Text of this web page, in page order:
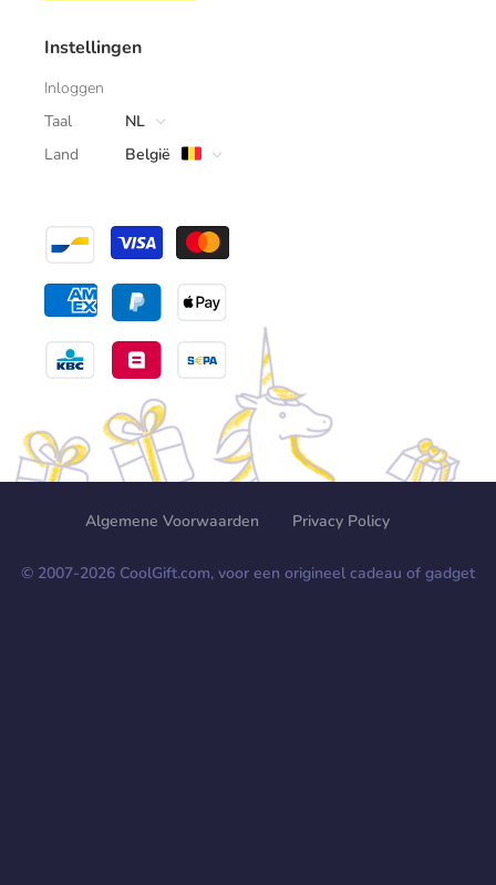
Instellingen
Inloggen
Taal
NL
Land
België
Algemene Voorwaarden Privacy Policy
© 2007-2026 CoolGift.com, voor een origineel cadeau of gadget